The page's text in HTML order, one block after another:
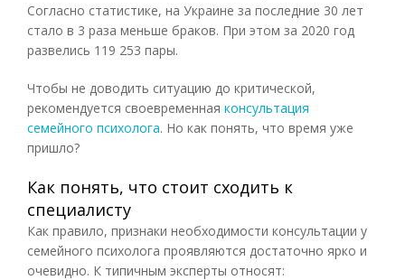
Согласно статистике, на Украине за последние 30 лет
стало в 3 раза меньше браков. При этом за 2020 год
развелись 119 253 пары.
Чтобы не доводить ситуацию до критической,
рекомендуется своевременная консультация
семейного психолога. Но как понять, что время уже
пришло?
Как понять, что стоит сходить к
специалисту
Как правило, признаки необходимости консультации у
семейного психолога проявляются достаточно ярко и
очевидно. К типичным эксперты относят: